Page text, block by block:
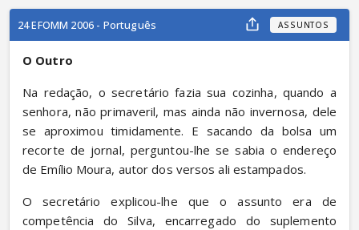
24 EFOMM 2006 - Português ASSUNTOS
O Outro
Na redação, o secretário fazia sua cozinha, quando a
senhora, não primaveril, mas ainda não invernosa, dele
se aproximou timidamente. E sacando da bolsa um
recorte de jornal, perguntou-lhe se sabia o endereço
de Emílio Moura, autor dos versos ali estampados.
O secretário explicou-lhe que o assunto era de
competência do Silva, encarregado do suplemento